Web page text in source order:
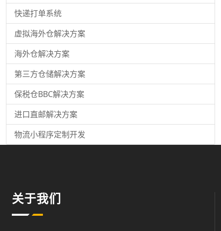
快递打单系统
虚拟海外仓解决方案
海外仓解决方案
第三方仓储解决方案
保税仓BBC解决方案
进口直邮解决方案
物流小程序定制开发
关于我们